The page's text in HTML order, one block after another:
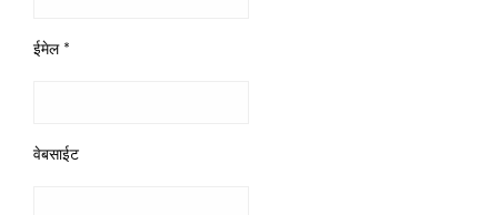
ईमेल *
वेबसाईट